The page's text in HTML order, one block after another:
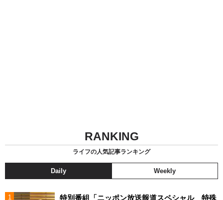
RANKING
ライフの人気記事ランキング
Daily Weekly
特別番組「ニッポン放送報道スペシャル 特殊